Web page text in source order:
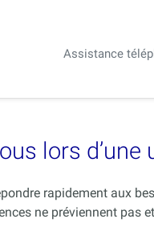
Assistance
lors d’une
rapidement aux
ne préviennent pas